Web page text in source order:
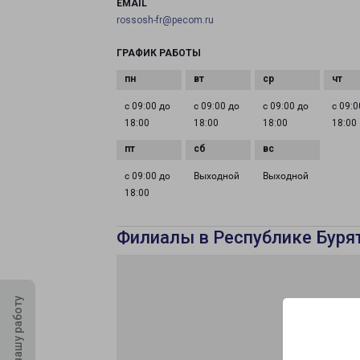
EMAIL
rossosh-fr@pecom.ru
ГРАФИК РАБОТЫ
с 09:00 до
18:00
с 09:00 до
18:00
с 09:00 до
18:00
с
18:00
с 09:00 до
18:00
Выходной Выходной
Филиалы в Республике